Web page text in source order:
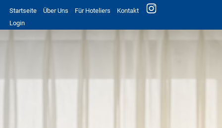
Startseite Über Uns Für Hoteliers
Kontakt
Login